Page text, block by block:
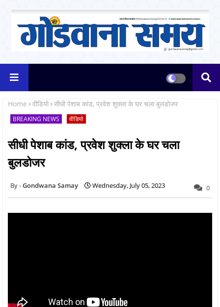
Home वीडियो सीधी पेशाब कांड, प्रवेश शुक्ला के घर चला बुलडोजर
BREAKING NEWS वीडियो
सीधी पेशाब कांड, प्रवेश शुक्ला के घर चला
बुलडोजर
Gondwana Samay Wednesday, July 05, 2023 0